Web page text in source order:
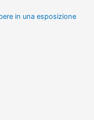
in una esposizione